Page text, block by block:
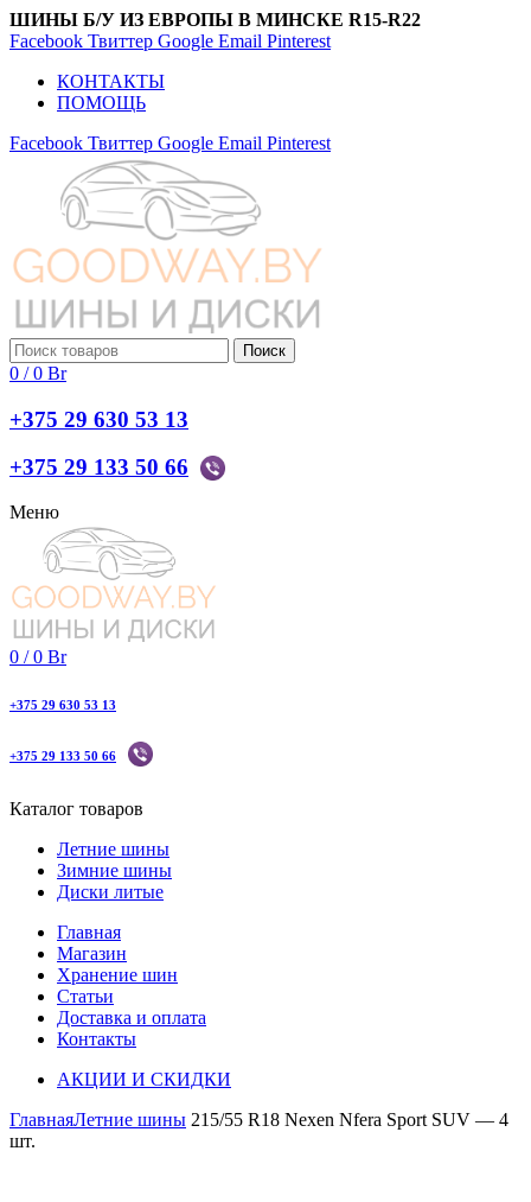
ШИНЫ Б/У ИЗ ЕВРОПЫ В МИНСКЕ R15-R22
Facebook Твиттер Google Email Pinterest
КОНТАКТЫ
ПОМОЩЬ
Facebook Твиттер Google Email Pinterest
Поиск
0 / 0 Br
+375 29 630 53 13
+375 29 133 50 66
Меню
0 / 0 Br
+375 29 630 53 13
+375 29 133 50 66
Каталог товаров
Летние шины
Зимние шины
Диски литые
Главная
Магазин
Хранение шин
Статьи
Доставка и оплата
Контакты
АКЦИИ И СКИДКИ
ГлавнаяЛетние шины 215/55 R18 Nexen Nfera Sport SUV — 4
шт.